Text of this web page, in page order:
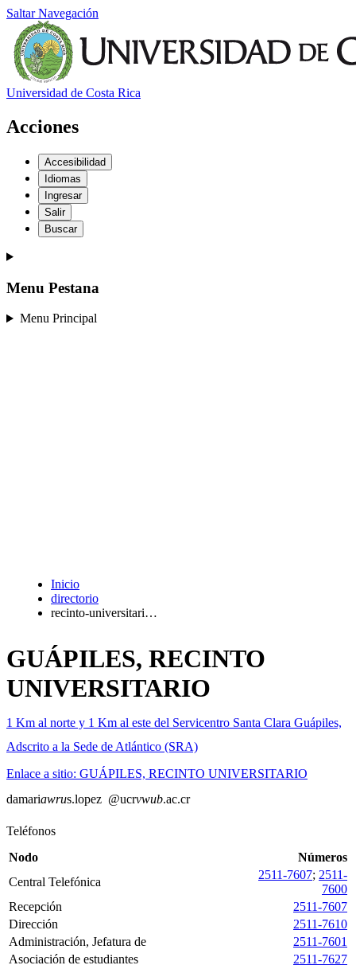
Saltar Navegación
Universidad de Costa Rica
Acciones
Accesibilidad
Idiomas
Ingresar
Salir
Buscar
Menu Pestana
Menu Principal
Inicio
directorio
recinto-universitari…
GUÁPILES, RECINTO
UNIVERSITARIO
1 Km al norte y 1 Km al este del Servicentro Santa Clara Guápiles,
Adscrito a la Sede de Atlántico (SRA)
Enlace a sitio: GUÁPILES, RECINTO UNIVERSITARIO
damariawrus.lopez @ucrvwub.ac.cr
Teléfonos
Nodo
Números
Central Telefónica
2511-7607; 2511-
7600
Recepción
2511-7607
Dirección
2511-7610
Administración, Jefatura de
2511-7601
Asociación de estudiantes
2511-7627